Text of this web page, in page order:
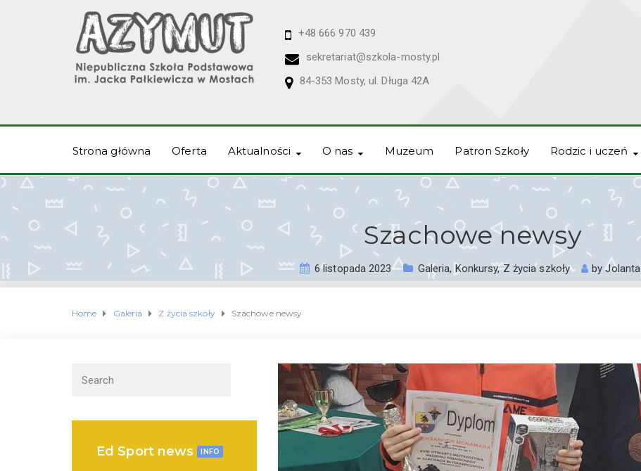
+48 666 970 439
sekretariat@szkola-mosty.pl
84-353 Mosty, ul. Długa 42A
Strona główna Oferta Aktualności O nas Muzeum Patron Szkoły Rodzic i uczeń
Szachowe newsy
6 listopada 2023 Galeria, Konkursy,Z życia szkoły byJolanta
Home Galeria Z życia szkoły Szachowe newsy
Ed Sport news INFO